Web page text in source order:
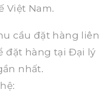
Việt Nam.
cầu đặt hàng liên
đặt hàng tại Đại lý
nhất.